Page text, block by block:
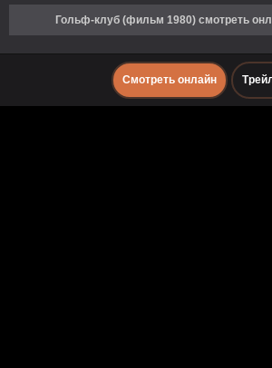
Гольф-клуб (фильм 1980) смотреть
Смотреть онлайн